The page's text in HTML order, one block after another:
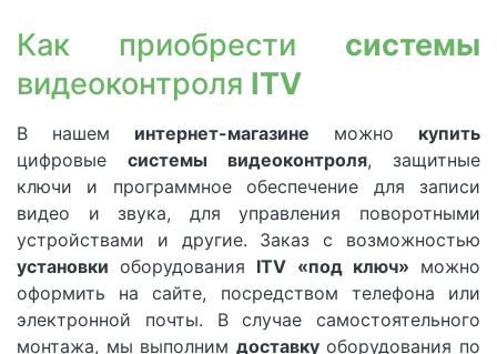
Как приобрести системы
видеоконтроля ITV
В нашем интернет-магазине можно купить
цифровые системы видеоконтроля, защитные
ключи и программное обеспечение для записи
видео и звука, для управления поворотными
устройствами и другие. Заказ с возможностью
установки оборудования ITV «под ключ» можно
оформить на сайте, посредством телефона или
электронной почты. В случае самостоятельного
монтажа, мы выполним доставкуоборудования по